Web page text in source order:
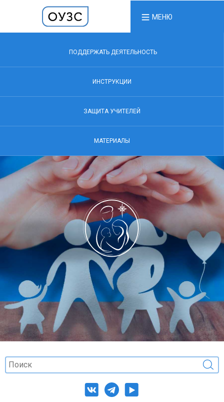
МЕНЮ
ПОДДЕРЖАТЬ ДЕЯТЕЛЬНОСТЬ
ИНСТРУКЦИИ
ЗАЩИТА УЧИТЕЛЕЙ
МАТЕРИАЛЫ